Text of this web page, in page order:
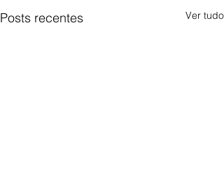
Posts recentes Ver tudo